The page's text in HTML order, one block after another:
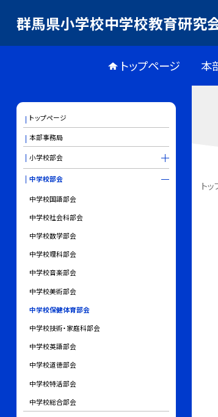
群馬県小学校中学校教育研究
トップページ 本
ト
トップページ
本部事務局
小学校部会
中学校部会
中学校国語部会
中学校社会科部会
中学校数学部会
中学校理科部会
中学校音楽部会
中学校美術部会
中学校保健体育部会
中学校技術・家庭科部会
中学校英語部会
中学校道徳部会
中学校特活部会
中学校総合部会